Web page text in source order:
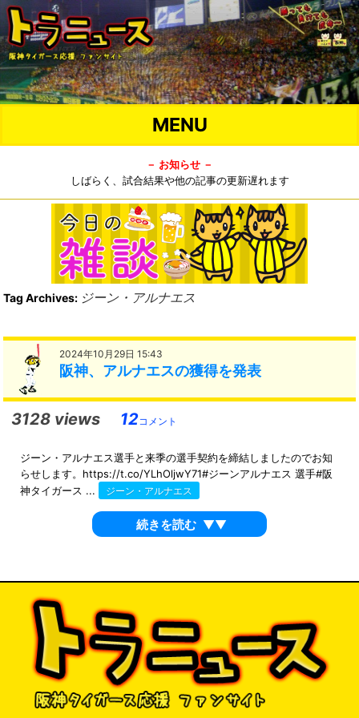
MENU
－ お知らせ －
しばらく、試合結果や他の記事の更新遅れます
Tag Archives: ジーン・アルナエス
2024年10月29日 15:43
阪神、アルナエスの獲得を発表
3128 views 12コメント
ジーン・アルナエス選手と来季の選手契約を締結しましたのでお知
らせします。https://t.co/YLhOljwY71#ジーンアルナエス 選手#阪
神タイガース ...
ジーン・アルナエス
続きを読む ▼▼